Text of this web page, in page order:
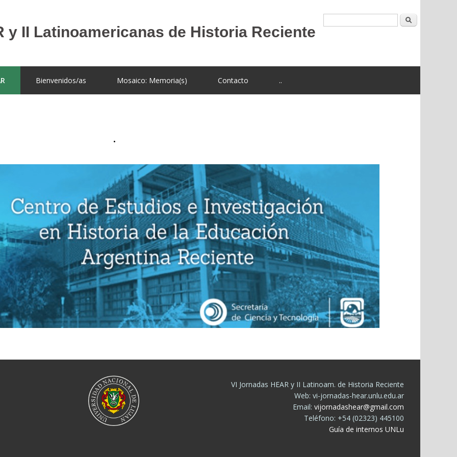
Bienvenidos/as Mosaico: Memoria(s) Contacto ..
.
VI Jornadas HEAR y II Latinoam. de Historia Reciente
Web: vi-jornadas-hear.unlu.edu.ar
Email: vijornadashear@gmail.com
Teléfono: +54 (02323) 445100
Guía de internos UNLu